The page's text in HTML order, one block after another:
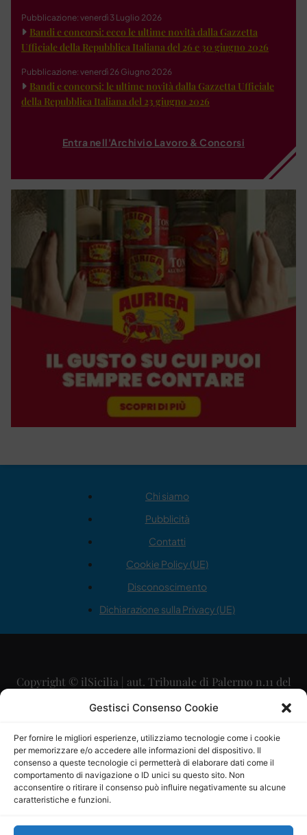
Gestisci Consenso Cookie
Per fornire le migliori esperienze, utilizziamo tecnologie come i cookie
per memorizzare e/o accedere alle informazioni del dispositivo. Il
consenso a queste tecnologie ci permetterà di elaborare dati come il
comportamento di navigazione o ID unici su questo sito. Non
acconsentire o ritirare il consenso può influire negativamente su alcune
caratteristiche e funzioni.
Pubblicazione: venerdì 3 Luglio 2026
Bandi e concorsi: ecco le ultime novità dalla Gazzetta
Ufficiale della Repubblica Italiana del 26 e 30 giugno 2026
Pubblicazione: venerdì 26 Giugno 2026
Bandi e concorsi: le ultime novità dalla Gazzetta Ufficiale
della Repubblica Italiana del 23 giugno 2026
Entra nell'Archivio Lavoro & Concorsi
Chi siamo
Pubblicità
Contatti
Cookie Policy (UE)
Disconoscimento
Dichiarazione sulla Privacy (UE)
Copyright © ilSicilia | aut. Tribunale di Palermo n.11 del
29/09/2015
Direttore Editoriale: Maurizio Scaglione
Direttore Responsabile: Maria Calabrese